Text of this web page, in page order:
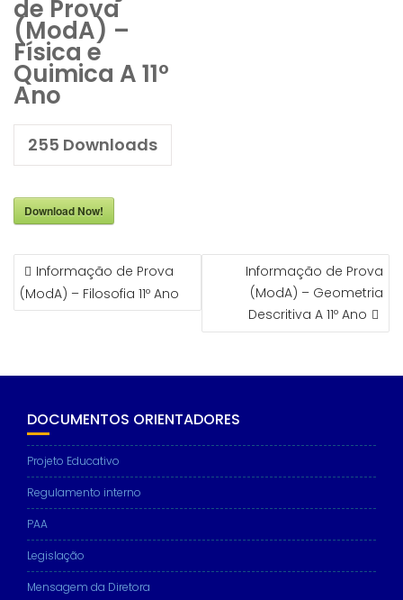
de Prova
(ModA) –
Física e
Quimica A 11º
Ano
255 Downloads
Download Now!
NAVEGAÇÃO
DE
ARTIGOS
Informação de Prova
(ModA) – Filosofia 11º Ano
Informação de Prova
(ModA) – Geometria
Descritiva A 11º Ano
DOCUMENTOS ORIENTADORES
Projeto Educativo
Regulamento interno
PAA
Legislação
Mensagem da Diretora